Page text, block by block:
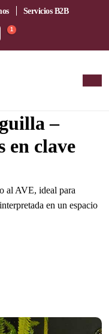
Servicios B2B
1
–
en clave
al AVE, ideal para
en un espacio